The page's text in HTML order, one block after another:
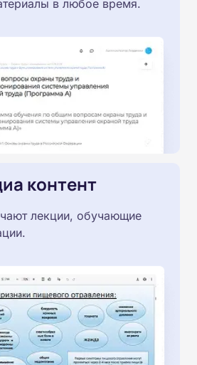
в любое время.
контент
лекции, обучающие